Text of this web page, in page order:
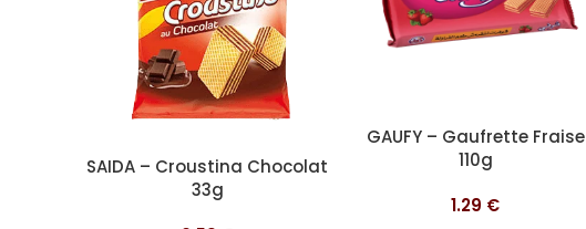
Ajouter au panier
SAIDA – Croustina Chocolat
33g
Ajouter au panier
GAUFY – Gaufrette Fraise
110g
1.29 €